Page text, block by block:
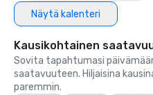
Näytä kalenteri
Kausikohtainen
Sovita tapahtumasi
saatavuuteen. Hiljaisina
paremmin.